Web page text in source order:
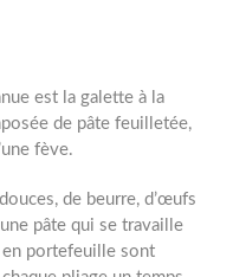
est la galette à la
de pâte feuilletée,
fève.
de beurre, d’œufs
pâte qui se travaille
en portefeuille sont